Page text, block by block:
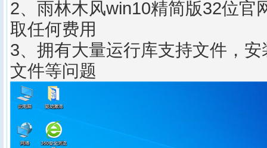
2、雨林木风win10精简版32位官
取任何费用
3、拥有大量运行库支持文件，
文件等问题